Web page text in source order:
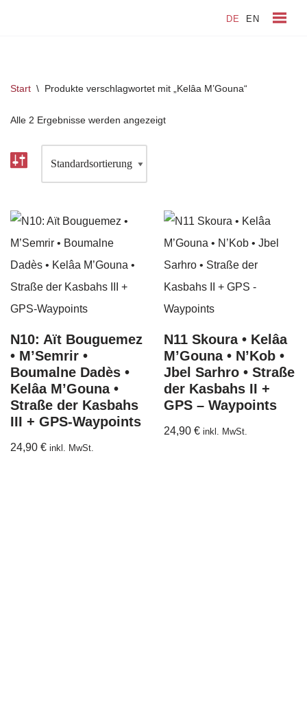
springen
DE EN
Start \ Produkte verschlagwortet mit „Kelâa M’Gouna“
Alle 2 Ergebnisse werden angezeigt
N10: Aït Bouguemez
• M’Semrir •
Boumalne Dadès •
Kelâa M’Gouna •
Straße der Kasbahs
III + GPS-Waypoints
24,90 € inkl. MwSt.
N11 Skoura • Kelâa
M’Gouna • N’Kob •
Jbel Sarhro • Straße
der Kasbahs II +
GPS – Waypoints
24,90 € inkl. MwSt.